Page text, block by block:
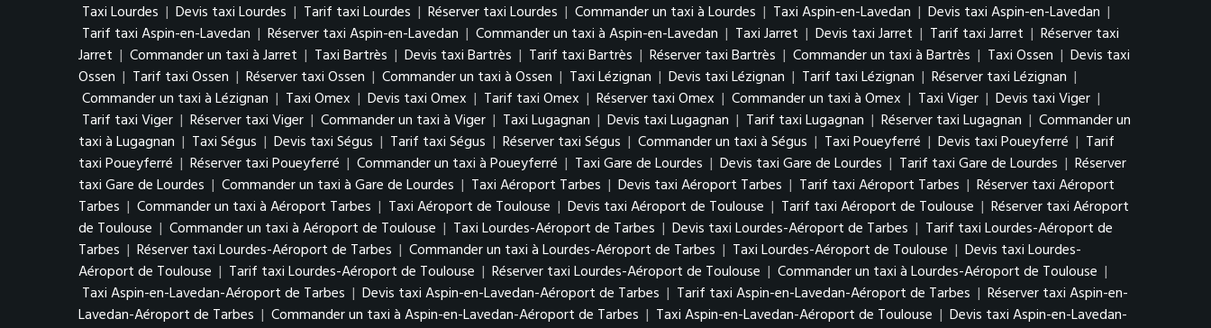
Taxi Lourdes | Devis taxi Lourdes | Tarif taxi Lourdes | Réserver taxi Lourdes | Commander un taxi à Lourdes | Taxi Aspin-en-Lavedan | Devis taxi Aspin-en-Lavedan |
Tarif taxi Aspin-en-Lavedan | Réserver taxi Aspin-en-Lavedan | Commander un taxi à Aspin-en-Lavedan | Taxi Jarret | Devis taxi Jarret | Tarif taxi Jarret | Réserver taxi
Jarret | Commander un taxi à Jarret | Taxi Bartrès | Devis taxi Bartrès | Tarif taxi Bartrès | Réserver taxi Bartrès | Commander un taxi à Bartrès | Taxi Ossen | Devis taxi
Ossen | Tarif taxi Ossen | Réserver taxi Ossen | Commander un taxi à Ossen | Taxi Lézignan | Devis taxi Lézignan | Tarif taxi Lézignan | Réserver taxi Lézignan |
Commander un taxi à Lézignan | Taxi Omex | Devis taxi Omex | Tarif taxi Omex | Réserver taxi Omex | Commander un taxi à Omex | Taxi Viger | Devis taxi Viger |
Tarif taxi Viger | Réserver taxi Viger | Commander un taxi à Viger | Taxi Lugagnan | Devis taxi Lugagnan | Tarif taxi Lugagnan | Réserver taxi Lugagnan | Commander un
taxi à Lugagnan | Taxi Ségus | Devis taxi Ségus | Tarif taxi Ségus | Réserver taxi Ségus | Commander un taxi à Ségus | Taxi Poueyferré | Devis taxi Poueyferré | Tarif
taxi Poueyferré | Réserver taxi Poueyferré | Commander un taxi à Poueyferré | Taxi Gare de Lourdes | Devis taxi Gare de Lourdes | Tarif taxi Gare de Lourdes | Réserver
taxi Gare de Lourdes | Commander un taxi à Gare de Lourdes | Taxi Aéroport Tarbes | Devis taxi Aéroport Tarbes | Tarif taxi Aéroport Tarbes | Réserver taxi Aéroport
Tarbes | Commander un taxi à Aéroport Tarbes | Taxi Aéroport de Toulouse | Devis taxi Aéroport de Toulouse | Tarif taxi Aéroport de Toulouse | Réserver taxi Aéroport
de Toulouse | Commander un taxi à Aéroport de Toulouse | Taxi Lourdes-Aéroport de Tarbes | Devis taxi Lourdes-Aéroport de Tarbes | Tarif taxi Lourdes-Aéroport de
Tarbes | Réserver taxi Lourdes-Aéroport de Tarbes | Commander un taxi à Lourdes-Aéroport de Tarbes | Taxi Lourdes-Aéroport de Toulouse | Devis taxi Lourdes-
Aéroport de Toulouse | Tarif taxi Lourdes-Aéroport de Toulouse | Réserver taxi Lourdes-Aéroport de Toulouse | Commander un taxi à Lourdes-Aéroport de Toulouse |
Taxi Aspin-en-Lavedan-Aéroport de Tarbes | Devis taxi Aspin-en-Lavedan-Aéroport de Tarbes | Tarif taxi Aspin-en-Lavedan-Aéroport de Tarbes | Réserver taxi Aspin-en-
Lavedan-Aéroport de Tarbes | Commander un taxi à Aspin-en-Lavedan-Aéroport de Tarbes | Taxi Aspin-en-Lavedan-Aéroport de Toulouse | Devis taxi Aspin-en-Lavedan-